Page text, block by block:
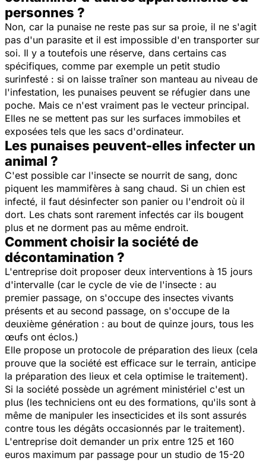
personnes ?
Non, car la punaise ne reste pas sur sa proie, il ne s'agit
pas d'un parasite et il est impossible d'en transporter sur
soi. Il y a toutefois une réserve, dans certains cas
spécifiques, comme par exemple un petit studio
surinfesté : si on laisse traîner son manteau au niveau de
l'infestation, les punaises peuvent se réfugier dans une
poche. Mais ce n'est vraiment pas le vecteur principal.
Elles ne se mettent pas sur les surfaces immobiles et
exposées tels que les sacs d'ordinateur.
Les punaises peuvent-elles infecter un
animal ?
C'est possible car l'insecte se nourrit de sang, donc
piquent les mammifères à sang chaud. Si un chien est
infecté, il faut désinfecter son panier ou l'endroit où il
dort. Les chats sont rarement infectés car ils bougent
plus et ne dorment pas au même endroit.
Comment choisir la société de
décontamination ?
L'entreprise doit proposer deux interventions à 15 jours
d'intervalle (car le cycle de vie de l'insecte : au
premier passage, on s'occupe des insectes vivants
présents et au second passage, on s'occupe de la
deuxième génération : au bout de quinze jours, tous les
œufs ont éclos.)
Elle propose un protocole de préparation des lieux (cela
prouve que la société est efficace sur le terrain, anticipe
la préparation des lieux et cela optimise le traitement).
Si la société possède un agrément ministériel c'est un
plus (les techniciens ont eu des formations, qu'ils sont à
même de manipuler les insecticides et ils sont assurés
contre tous les dégâts occasionnés par le traitement).
L'entreprise doit demander un prix entre 125 et 160
euros maximum par passage pour un studio de 15-20